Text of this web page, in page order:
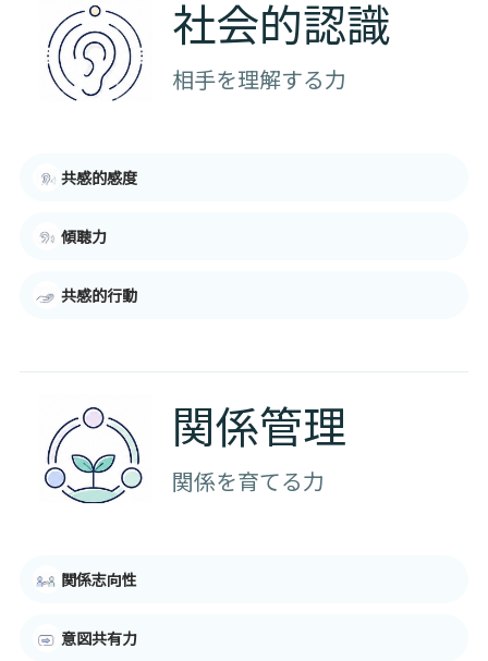
社会的認識
相手を理解する力
共感的感度
傾聴力
共感的行動
関係管理
関係を育てる力
関係志向性
意図共有力